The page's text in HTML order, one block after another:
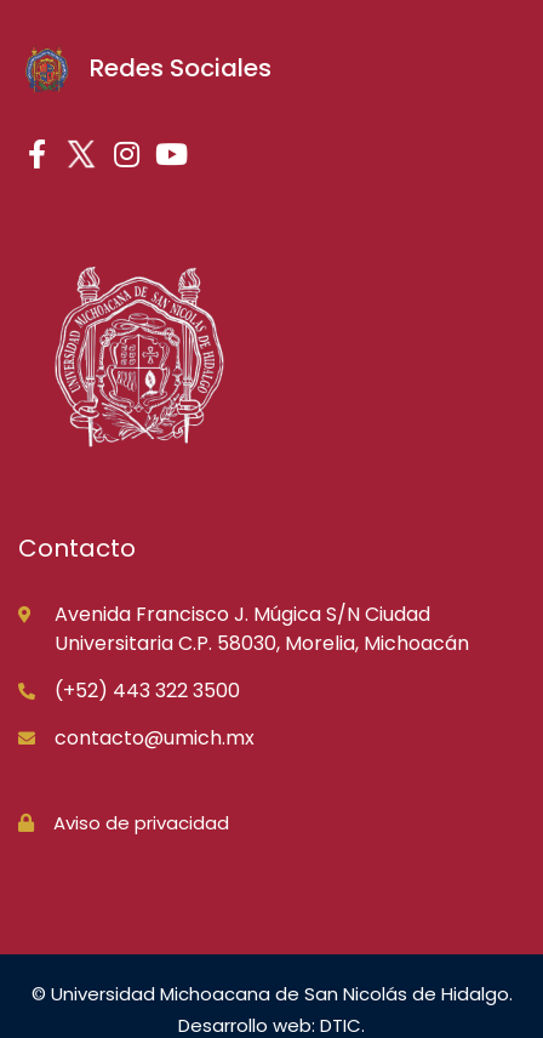
Redes Sociales
Contacto
Avenida Francisco J. Múgica S/N Ciudad
Universitaria C.P. 58030, Morelia, Michoacán
(+52) 443 322 3500
contacto@umich.mx
Aviso de privacidad
© Universidad Michoacana de San Nicolás de Hidalgo.
Desarrollo web: DTIC.